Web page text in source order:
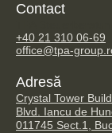
Contact
+40 21 310 06-69
office@tpa-
Adresă
Crystal Tower
Blvd. Iancu de
011745 Sect.1,